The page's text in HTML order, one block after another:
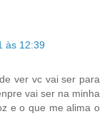
às 12:39
ver vc vai ser para
vai ser na minha
e o que me alima o